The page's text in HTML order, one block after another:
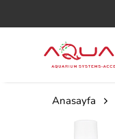
Anasayfa